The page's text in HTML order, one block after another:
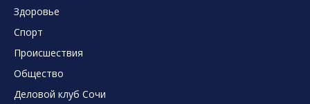
Здоровье
Спорт
Происшествия
Общество
Деловой клуб Сочи